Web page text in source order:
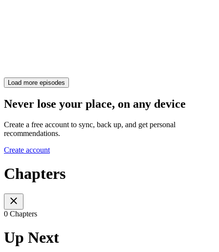
Load more episodes
Never lose your place, on any device
Create a free account to sync, back up, and get personal
recommendations.
Create account
Chapters
0 Chapters
Up Next